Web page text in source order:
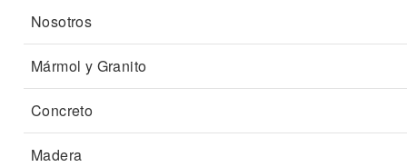
Nosotros
Mármol y Granito
Concreto
Madera